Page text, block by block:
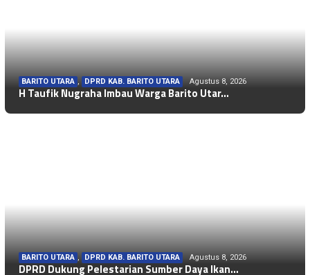
BARITO UTARA DPRD KAB. BARITO UTARA Agustus 8, 2026
H Taufik Nugraha Imbau Warga Barito Utar…
BARITO UTARA DPRD KAB. BARITO UTARA Agustus 8, 2026
DPRD Dukung Pelestarian Sumber Daya Ikan…